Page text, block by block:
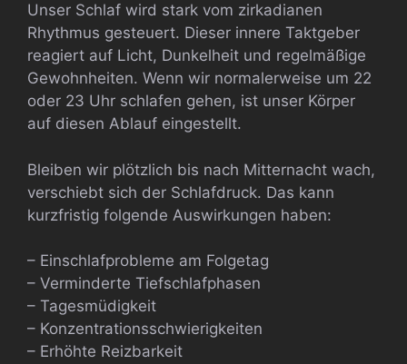
Unser Schlaf wird stark vom zirkadianen
Rhythmus gesteuert. Dieser innere Taktgeber
reagiert auf Licht, Dunkelheit und regelmäßige
Gewohnheiten. Wenn wir normalerweise um 22
oder 23 Uhr schlafen gehen, ist unser Körper
auf diesen Ablauf eingestellt.
Bleiben wir plötzlich bis nach Mitternacht wach,
verschiebt sich der Schlafdruck. Das kann
kurzfristig folgende Auswirkungen haben:
– Einschlafprobleme am Folgetag
– Verminderte Tiefschlafphasen
– Tagesmüdigkeit
– Konzentrationsschwierigkeiten
– Erhöhte Reizbarkeit